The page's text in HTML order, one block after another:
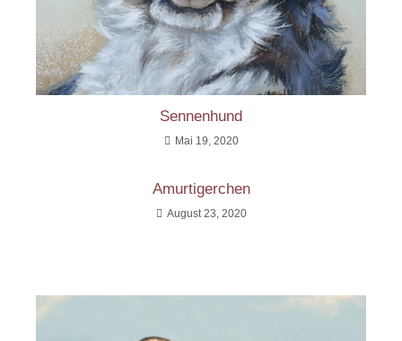
Sennenhund
Mai 19, 2020
Amurtigerchen
August 23, 2020